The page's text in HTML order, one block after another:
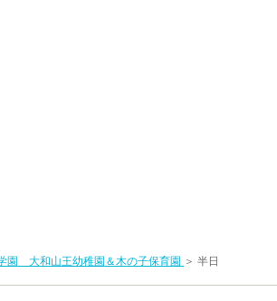
園 大和山王幼稚園＆木の子保育園 ＞ 半日